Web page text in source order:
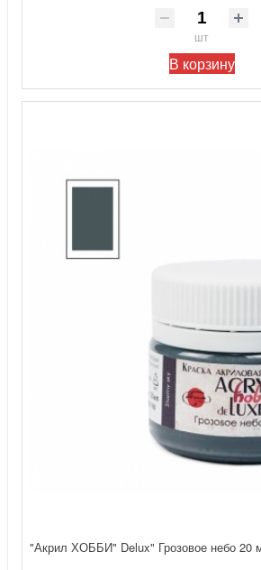
шт
В корзину
"Акрил ХОББИ" Delux" Грозовое небо 20